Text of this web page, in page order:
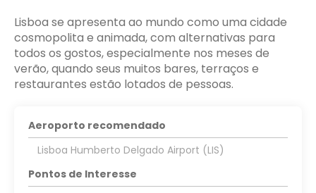
Lisboa se apresenta ao mundo como uma cidade
cosmopolita e animada, com alternativas para
todos os gostos, especialmente nos meses de
verão, quando seus muitos bares, terraços e
restaurantes estão lotados de pessoas.
Aeroporto recomendado
Lisboa Humberto Delgado Airport (LIS)
Pontos de Interesse